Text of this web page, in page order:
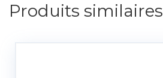
Produits similaires